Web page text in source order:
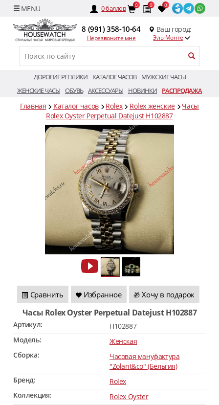
0баллов 0 0 0
8 (991) 358-10-64
Перезвоните мне
Ваш город:
Эль-Монте
ДОРОГИЕ РЕПЛИКИ КАТАЛОГ ЧАСОВ
МУЖСКИЕ ЧАСЫ
ЖЕНСКИЕ ЧАСЫ ОБУВЬ АКСЕССУАРЫ НОВИНКИ РАСПРОДАЖА
Главная Каталог часов Rolex Rolex женские
Часы
Rolex Oyster Perpetual Datejust H102887
Сравнить Избранное 🎁 Хочу в подарок
Часы Rolex Oyster Perpetual Datejust H102887
Артикул:
H102887
Модель:
Женская
Сборка:
Часовая мануфактура
"Zolant&co" (Бельгия)
Бренд:
Rolex
Коллекция:
Rolex Oyster